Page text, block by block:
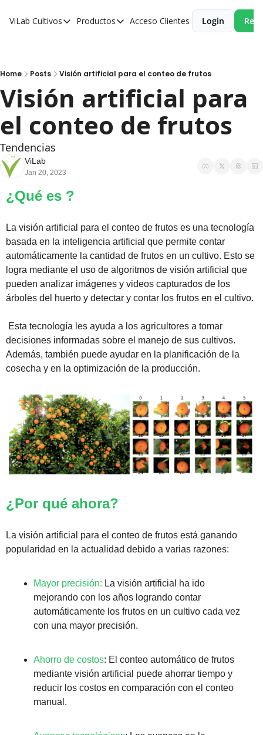
ViLab Cultivos
Cultivos
Olivos
Cítricos
Cerezos
Almendros
Tabaco
Avellanos
Productos
Productos
Estudio de Zonificación
Monitoreo Satelital de Cultivos
Acceso Clientes Login
Home Posts Visión artificial para el conteo de frutos
Visión artificial para
el conteo de frutos
Tendencias
ViLab
Jan 20, 2023
¿Qué es ?
La visión artificial para el conteo de frutos es una tecnología
basada en la inteligencia artificial que permite contar
automáticamente la cantidad de frutos en un cultivo. Esto se
logra mediante el uso de algoritmos de visión artificial que
pueden analizar imágenes y videos capturados de los
árboles del huerto y detectar y contar los frutos en el cultivo.
decisiones informadas sobre el manejo de sus cultivos.
Además, también puede ayudar en la planificación de la
cosecha y en la optimización de la producción.
¿Por qué ahora?
La visión artificial para el conteo de frutos está ganando
popularidad en la actualidad debido a varias razones:
Mayor precisión: La visión artificial ha ido
mejorando con los años logrando contar
automáticamente los frutos en un cultivo cada vez
con una mayor precisión.
Ahorro de costos: El conteo automático de frutos
mediante visión artificial puede ahorrar tiempo y
reducir los costos en comparación con el conteo
manual.